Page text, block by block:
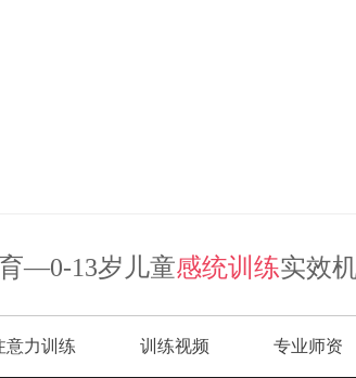
—0-13岁儿童感统训练实效
意力训练 训练视频 专业师资